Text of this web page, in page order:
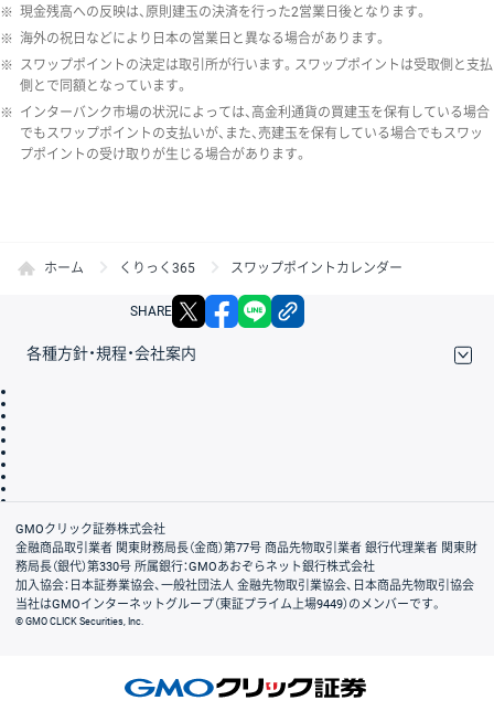
※ 現金残高への反映は、原則建玉の決済を行った2営業日後となります。
※ 海外の祝日などにより日本の営業日と異なる場合があります。
※ スワップポイントの決定は取引所が行います。スワップポイントは受取側と支払
側とで同額となっています。
※ インターバンク市場の状況によっては、高金利通貨の買建玉を保有している場合
でもスワップポイントの支払いが、また、売建玉を保有している場合でもスワッ
プポイントの受け取りが生じる場合があります。
ホーム くりっく365 スワップポイントカレンダー
SHARE X facebook
各種方針・規程・会社案内
会社案内
GMOクリック証券株式会社
金融商品取引業者 関東財務局長（金商）第77号 商品先物取引業者 銀行代理業者 関東財
務局長（銀代）第330号 所属銀行：GMOあおぞらネット銀行株式会社
加入協会：日本証券業協会、一般社団法人 金融先物取引業協会、日本商品先物取引協会
当社はGMOインターネットグループ（東証プライム上場9449）のメンバーです。
© GMO CLICK Securities, Inc.